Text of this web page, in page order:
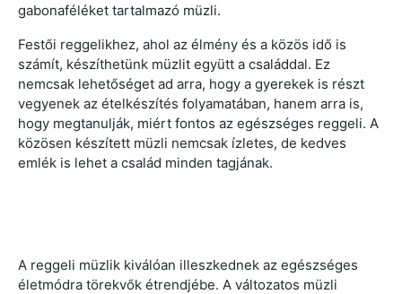
gabonaféléket tartalmazó müzli.
Festői reggelikhez, ahol az élmény és a közös idő is
számít, készíthetünk müzlit együtt a családdal. Ez
nemcsak lehetőséget ad arra, hogy a gyerekek is részt
vegyenek az ételkészítés folyamatában, hanem arra is,
hogy megtanulják, miért fontos az egészséges reggeli. A
közösen készített müzli nemcsak ízletes, de kedves
emlék is lehet a család minden tagjának.
A reggeli müzlik kiválóan illeszkednek az egészséges
életmódra törekvők étrendjébe. A változatos müzli